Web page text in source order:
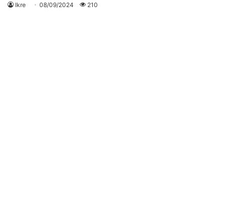
Ikre 08/09/2024 210